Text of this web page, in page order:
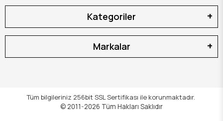
Kategoriler
Markalar
Tüm bilgileriniz 256bit SSL Sertifikası ile korunmaktadır.
© 2011-2026 Tüm Hakları Saklıdır